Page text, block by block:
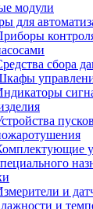
модули
для
сбора
и
и